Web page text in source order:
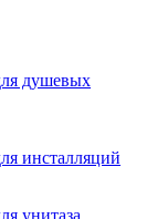
душевых
инсталляций
унитаза